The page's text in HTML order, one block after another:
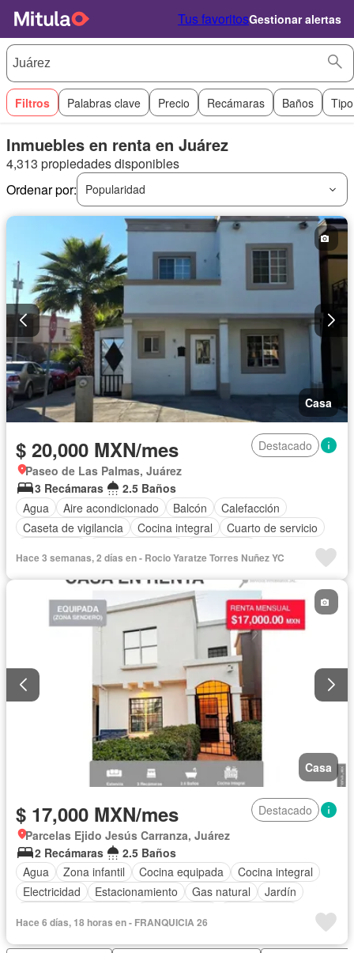
Tus favoritosGestionar alertas
Filtros Palabras clave Precio Recámaras Baños
Inmuebles en renta en Juárez
4,313 propiedades disponibles
Ordenar por:
Popularidad
Casa
$ 20,000 MXN/mes
Destacado
Paseo de Las Palmas, Juárez
3 Recámaras
2.5 Baños
Agua
Aire acondicionado Balcón
Calefacción
Caseta de vigilancia
Cocina integral
Cuarto de servicio
Recámara con closet
Seguridad
Zonas verdes
Permite mascotas
Permite niños
Solo familias
Sin amueblar
Hace 3 semanas, 2 días en - Rocio Yaratze Torres Nuñez YC
Casa
$ 17,000 MXN/mes
Destacado
Parcelas Ejido Jesús Carranza, Juárez
2 Recámaras
2.5 Baños
Agua
Zona infantil Cocina equipada
Cocina integral
Electricidad
Estacionamiento Gas natural
Jardín
Hace 6 días, 18 horas en - FRANQUICIA 26